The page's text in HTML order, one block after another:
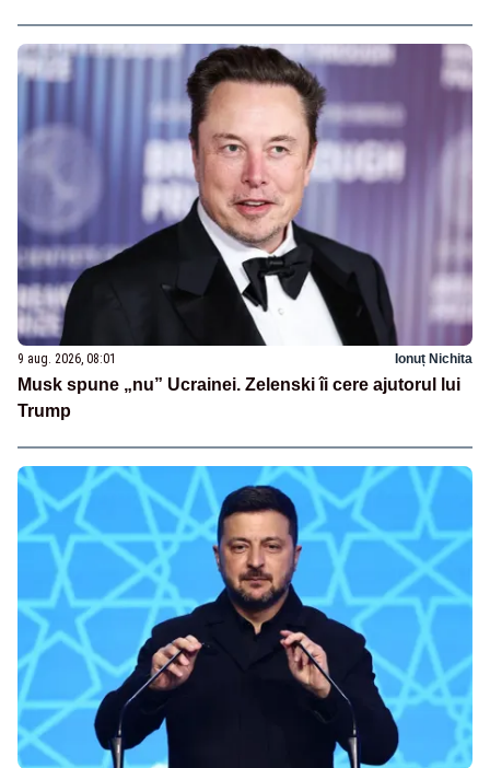
9 aug. 2026, 08:01 Ionuț Nichita
Musk spune „nu” Ucrainei. Zelenski îi cere ajutorul lui
Trump